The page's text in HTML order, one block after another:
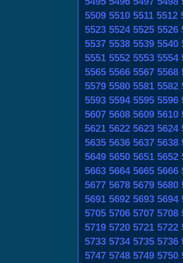
5509 5510 5511 5512
5523 5524 5525 5526
5537 5538 5539 5540
5551 5552 5553 5554
5565 5566 5567 5568
5579 5580 5581 5582
5593 5594 5595 5596
5607 5608 5609 5610
5621 5622 5623 5624
5635 5636 5637 5638
5649 5650 5651 5652
5663 5664 5665 5666
5677 5678 5679 5680
5691 5692 5693 5694
5705 5706 5707 5708
5719 5720 5721 5722
5733 5734 5735 5736
5747 5748 5749 5750